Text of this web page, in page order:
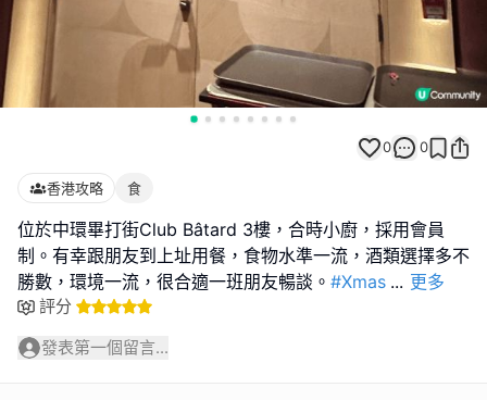
0 0
香港攻略 食
位於中環畢打街Club Bâtard 3樓，合時小廚，採用會員
制。有幸跟朋友到上址用餐，食物水準一流，酒類選擇多不
勝數，環境一流，很合適一班朋友暢談。 #Xmas ... 更多
評分
發表第一個留言...